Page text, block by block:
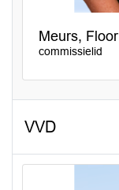
Meurs, Floor
commissielid
VVD